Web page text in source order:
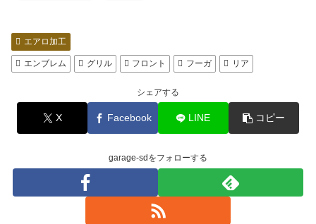
エアロ加工
エンブレム グリル フロント フーガ リア
シェアする
X Facebook LINE コピー
garage-sdをフォローする